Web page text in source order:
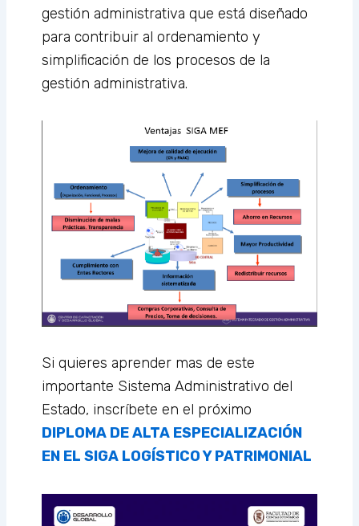
gestión administrativa que está diseñado
para contribuir al ordenamiento y
simplificación de los procesos de la
gestión administrativa.
Si quieres aprender mas de este
importante Sistema Administrativo del
Estado, inscríbete en el próximo
DIPLOMA DE ALTA ESPECIALIZACIÓN
EN EL SIGA LOGÍSTICO Y PATRIMONIAL